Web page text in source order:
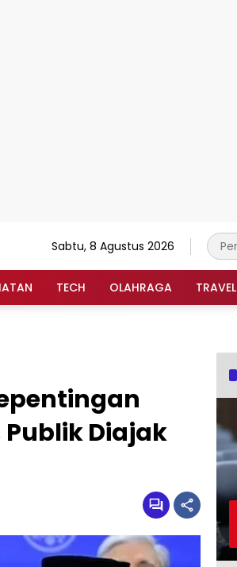
Sabtu, 8 Agustus 2026
TECH OLAHRAGA TRAVEL
Diajak